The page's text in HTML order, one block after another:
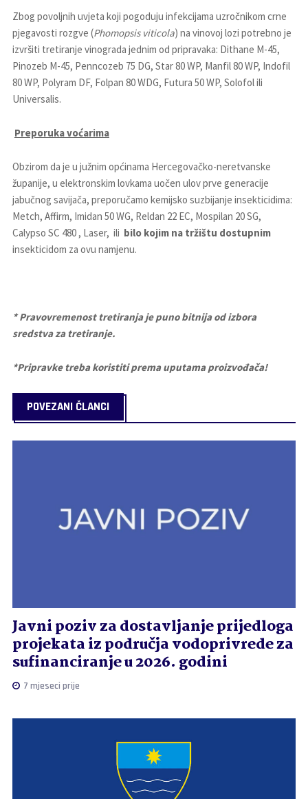
Zbog povoljnih uvjeta koji pogoduju infekcijama uzročnikom crne
pjegavosti rozgve (Phomopsis viticola) na vinovoj lozi potrebno je
izvršiti tretiranje vinograda jednim od pripravaka: Dithane M-45,
Pinozeb M-45, Penncozeb 75 DG, Star 80 WP, Manfil 80 WP, Indofil
80 WP, Polyram DF, Folpan 80 WDG, Futura 50 WP, Solofol ili
Universalis.
Preporuka voćarima
Obzirom da je u južnim općinama Hercegovačko-neretvanske
županije, u elektronskim lovkama uočen ulov prve generacije
jabučnog savijača, preporučamo kemijsko suzbijanje insekticidima:
Metch, Affirm, Imidan 50 WG, Reldan 22 EC, Mospilan 20 SG,
Calypso SC 480 , Laser, ili bilo kojim na tržištu dostupnim
insekticidom za ovu namjenu.
* Pravovremenost tretiranja je puno bitnija od izbora
sredstva za tretiranje.
*Pripravke treba koristiti prema uputama proizvođača!
POVEZANI ČLANCI
Javni poziv za dostavljanje prijedloga
projekata iz područja vodoprivrede za
sufinanciranje u 2026. godini
7 mjeseci prije